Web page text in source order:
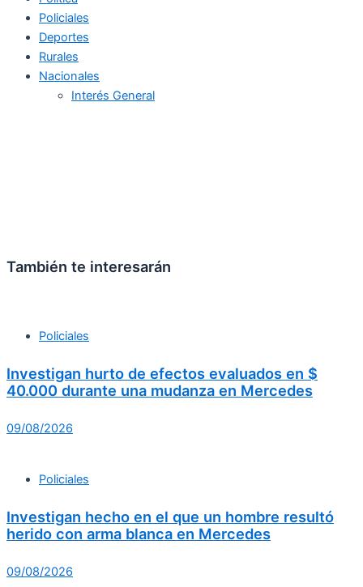
Policiales
Deportes
Rurales
Nacionales
Interés General
También te interesarán
Policiales
Investigan hurto de efectos evaluados en $
40.000 durante una mudanza en Mercedes
09/08/2026
Policiales
Investigan hecho en el que un hombre resultó
herido con arma blanca en Mercedes
09/08/2026